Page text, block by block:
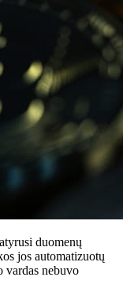
duomenų
jos automatizuotų
nebuvo